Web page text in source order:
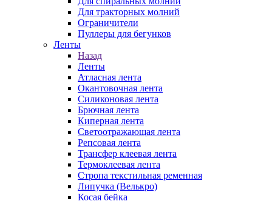
Для тракторных молний
Ограничители
Пуллеры для бегунков
Ленты
Назад
Ленты
Атласная лента
Окантовочная лента
Силиконовая лента
Брючная лента
Киперная лента
Светоотражающая лента
Репсовая лента
Трансфер клеевая лента
Термоклеевая лента
Стропа текстильная ременная
Липучка (Велькро)
Косая бейка